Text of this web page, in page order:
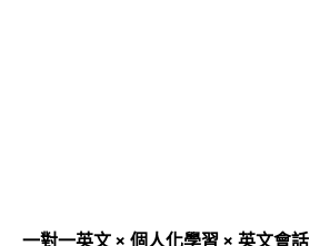
一對一英文 × 個人化學習 × 英文會話